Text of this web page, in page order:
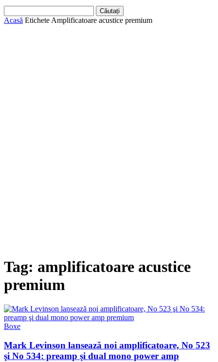
Acasă Etichete Amplificatoare acustice premium
Tag: amplificatoare acustice
premium
Boxe
Mark Levinson lansează noi amplificatoare, No 523
şi No 534: preamp şi dual mono power amp